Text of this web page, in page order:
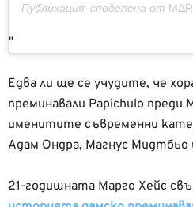
Публикация, споделена от
Едва ли ще се учудите, че
преминавали Papichulo преди
именитите съвременни
Адам Ондра, Магнус Мидтбьо
21-годишната Марго Хейс